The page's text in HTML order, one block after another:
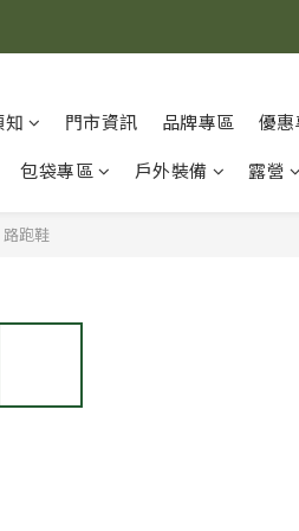
知 門市資訊 品牌專區
優
包袋專區 戶外裝備 露營
跑鞋